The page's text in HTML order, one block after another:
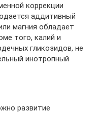
коррекции
аддитивный
магния обладает
того, калий и
гликозидов, не
инотропный
развитие